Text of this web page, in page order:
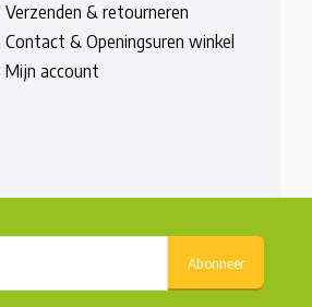
Verzenden & retourneren
Contact & Openingsuren winkel
Mijn account
Abonneer